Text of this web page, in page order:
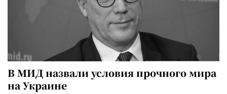
В МИД назвали условия прочного мира
на Украине